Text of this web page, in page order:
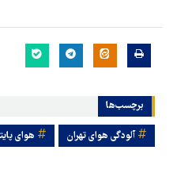
برچسب‌ها
آلودگی هوای تهران هوای